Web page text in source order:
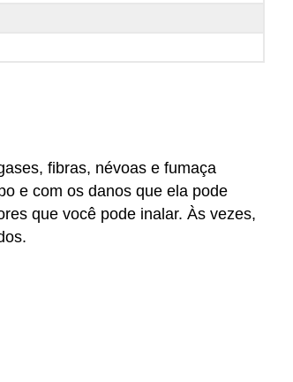
fibras, névoas e fumaça
e com os danos que ela pode
que você pode inalar. Às vezes,